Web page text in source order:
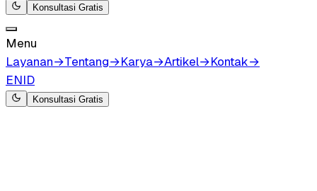
Konsultasi Gratis
Menu
Layanan→Tentang→Karya→Artikel→Kontak→
ENID
Konsultasi Gratis